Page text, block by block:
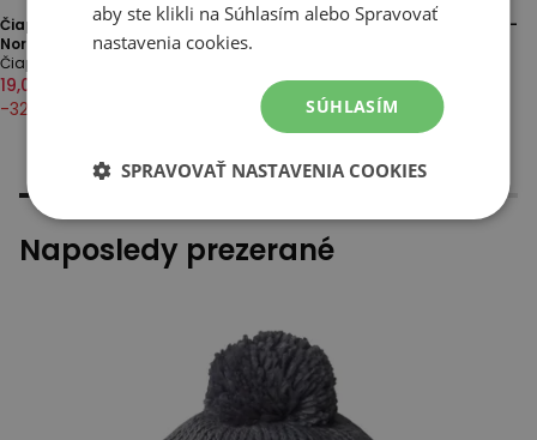
Čiapka unisex The North Face
Norm 0A5FW18K21 - tmavomodré
Čiapky
19,00 €
-32
Čiapka adidas Beanie FS9022 -
16,00 € 23,00 €
30%
Naposledy prezerané
aby ste klikli na Súhlasím alebo Spravovať
nastavenia cookies.
SÚHLASÍM
SPRAVOVAŤ NASTAVENIA COOKIES